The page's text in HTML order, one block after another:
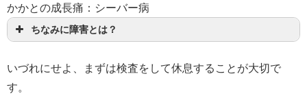
かかとの成長痛：シーバー病
ちなみに障害とは？
いづれにせよ、まずは検査をして休息することが大切で
す。